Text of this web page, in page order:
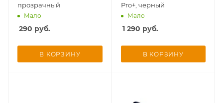
прозрачный
Мало
290 руб.
В КОРЗИНУ
Pro+, черный
Мало
1 290 руб.
В КОРЗИНУ